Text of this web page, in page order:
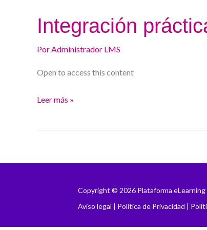
Integración
PorAdministrador LMS
Open to access this content
Integración
práctica
en
Leer más »
Copyright © 2026 Plataforma
Aviso legal | Política de Privacidad |